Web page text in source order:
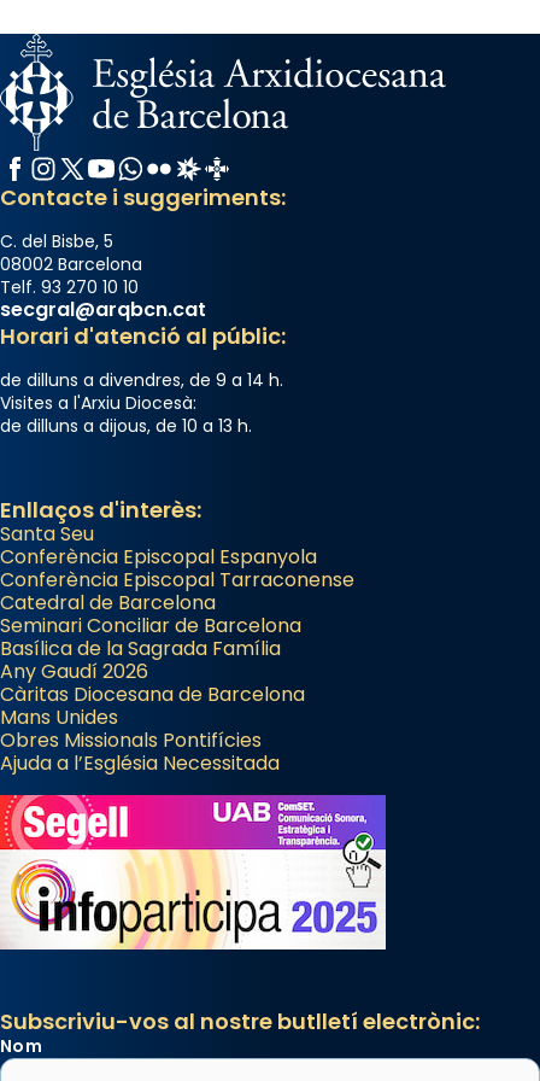
Facebook
Instagram
X / Twitter
YouTube
WhatsApp
FlickrRadio Estel
Catalunya Cristiana
Contacte i suggeriments:
C. del Bisbe, 5
08002 Barcelona
Telf. 93 270 10 10
secgral@arqbcn.cat
Horari d'atenció al públic:
de dilluns a divendres, de 9 a 14 h.
Visites a l'Arxiu Diocesà:
de dilluns a dijous, de 10 a 13 h.
Enllaços d'interès:
Santa Seu
Conferència Episcopal Espanyola
Conferència Episcopal Tarraconense
Catedral de Barcelona
Seminari Conciliar de Barcelona
Basílica de la Sagrada Família
Any Gaudí 2026
Càritas Diocesana de Barcelona
Mans Unides
Obres Missionals Pontifícies
Ajuda a l’Església Necessitada
Subscriviu-vos al nostre butlletí electrònic:
Nom